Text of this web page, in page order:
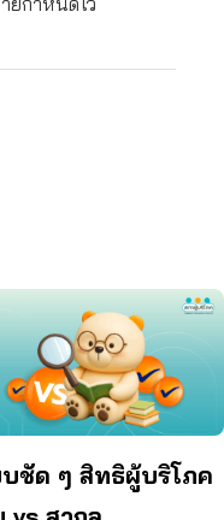
บชัด ๆ สิทธิผู้บริโภค